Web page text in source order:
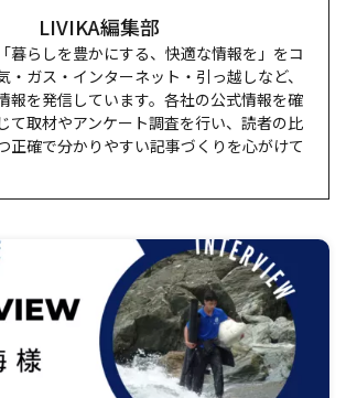
LIVIKA編集部
暮らしを豊かにする、快適な情報を」をコ
・ガス・インターネット・引っ越しなど、
報を発信しています。各社の公式情報を確
て取材やアンケート調査を行い、読者の比
正確で分かりやすい記事づくりを心がけて